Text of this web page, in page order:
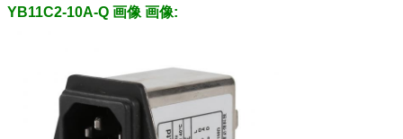
YB11C2-10A-Q 画像 画像: